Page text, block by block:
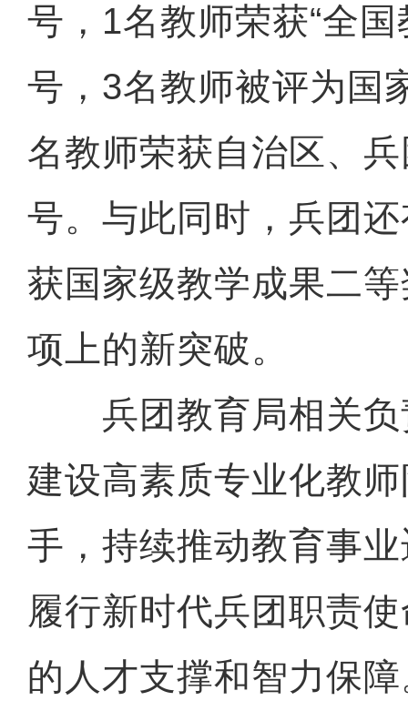
号，1名教师荣获“全
号，3名教师被评为国
名教师荣获自治区、
号。与此同时，兵团
获国家级教学成果二
项上的新突破。
兵团教育局相关负
建设高素质专业化教
手，持续推动教育事
履行新时代兵团职责
的人才支撑和智力保